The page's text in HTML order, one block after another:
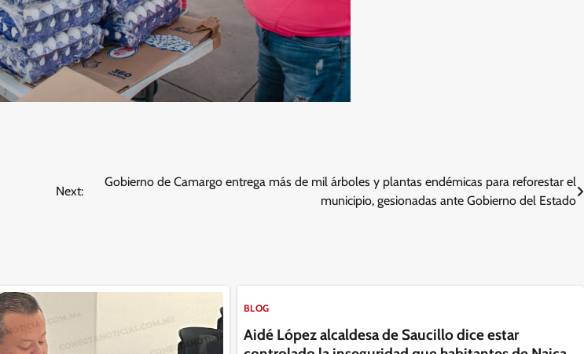
Next:
Gobierno de Camargo entrega más de mil árboles y plantas endémicas para reforestar el
municipio, gesionadas ante Gobierno del Estado
BLOG
Aidé López alcaldesa de Saucillo dice estar